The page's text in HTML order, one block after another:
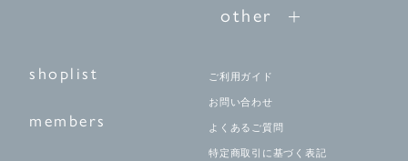
other
shoplist
members
ご利用ガイド
お問い合わせ
よくあるご質問
特定商取引に基づく表記